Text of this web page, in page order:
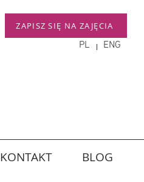
ZAPISZ SIĘ NA ZAJĘCIA
PL ENG
KONTAKT BLOG